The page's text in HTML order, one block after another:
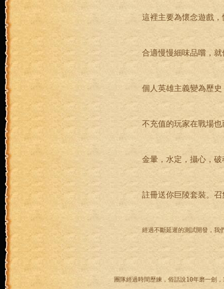
這裡主要為懷念遊戲
合適慢慢細味品嚐，
個人英雄主義變為歷
不充值的玩家在戰場
金暈，水定，攝心，
註冊送你巨陵套裝。